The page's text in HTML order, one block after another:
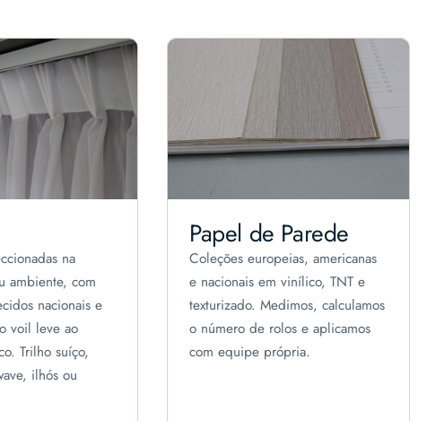
na
ambiente, com
nacionais e
voil leve ao
Trilho suíço,
ilhós ou
Papel de Parede
Coleções europeias, americanas
e nacionais em vinílico, TNT e
texturizado. Medimos, calculamos
o número de rolos e aplicamos
com equipe própria.